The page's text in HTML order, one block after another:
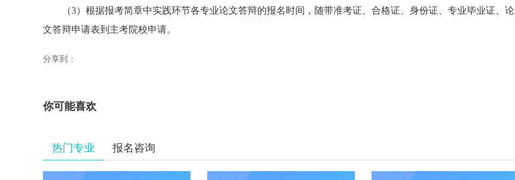
（3）根据报考简章中实践环节各专业论文答辩的报名时间，随带准考证、合格证、身份证、专业毕业证、论
文答辩申请表到主考院校申请。
分享到：
你可能喜欢
热门专业 报名咨询